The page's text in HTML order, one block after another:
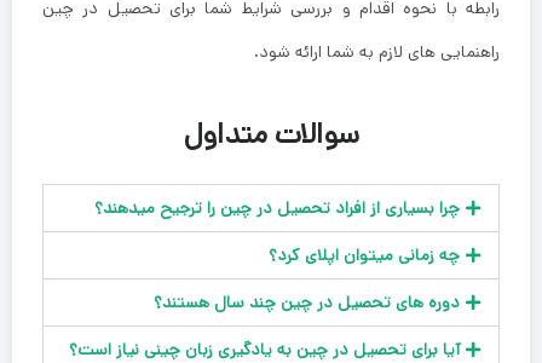
رابطه با نحوه اقدام و بررسی شرایط شما برای تحصیل در چین
راهنمایی های لازم به شما ارائه شود.
سوالات متداول
چرا بسیاری از افراد تحصیل در چین را ترجیح میدهند؟
چه زمانی میتوان اپلای کرد؟
دوره های تحصیل در چین چند سال هستند؟
آیا برای تحصیل در چین به یادگیری زبان چینی نیاز است؟